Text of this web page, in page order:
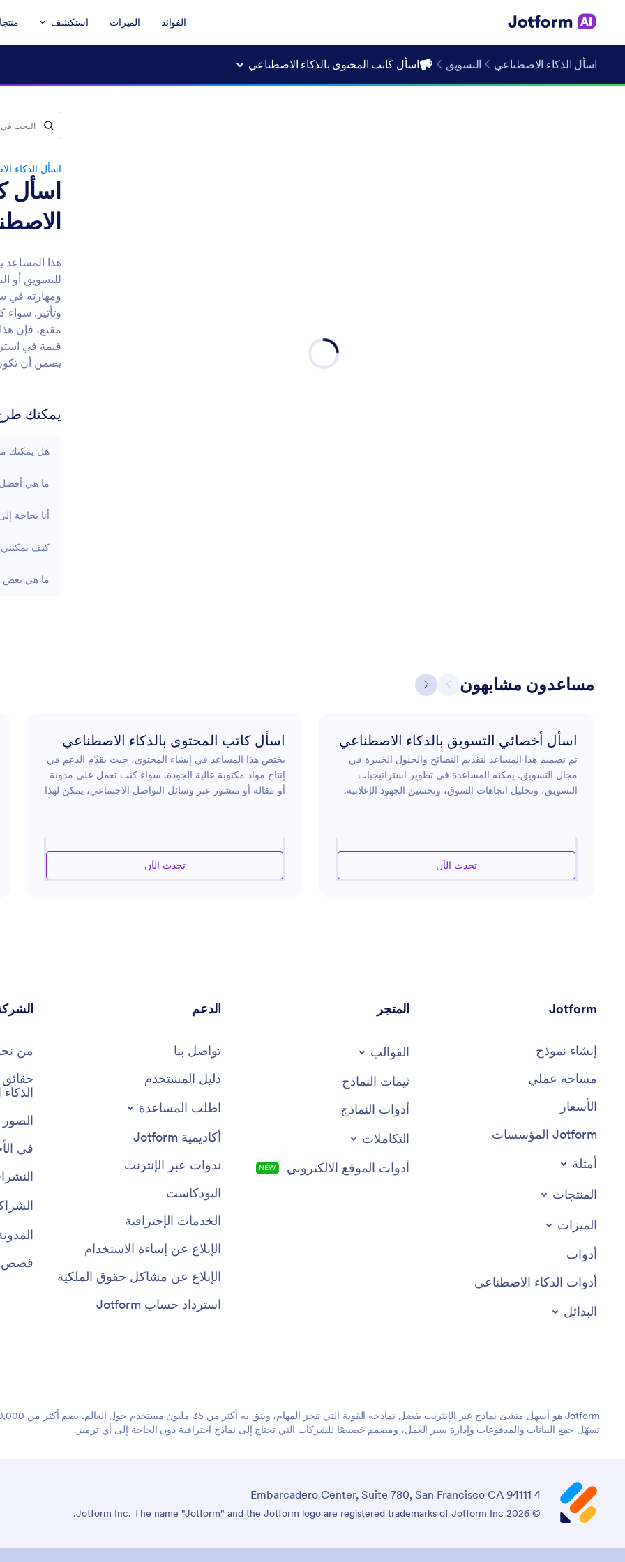
الفوائد الميزات استكشف
اسأل الذكاء الاصطناعي التسويق اسأل كاتب المحتوى بالذكاء الاصطناعي
اسأل الذكاء
اسأل
هذا المساعد
للتسويق أو
ومهارته في
وتأثير.
مقنع، فإن
قيمة في
يضمن أن
يمكنك
هل يمكنك
ما هي أفضل
أنا بحاجة
كيف يمكنني
ما هي بعض
مساعدون مشابهون
اسأل أخصائي التسويق بالذكاء الاصطناعي
تم تصميم هذا المساعد لتقديم النصائح والحلول الخبيرة في
مجال التسويق. يمكنه المساعدة في تطوير استراتيجيات
التسويق، وتحليل اتجاهات السوق، وتحسين الجهود الإعلانية.
تعقيدات تحديات التسويق الحديثة. يستفيد من رؤى الصناعة
لتقديم توصيات محددة وحلول فعالة مصممة لتلبية أهداف
تسويقية محددة.
تحدث الآن
اسأل كاتب المحتوى بالذكاء الاصطناعي
يختص هذا المساعد في إنشاء المحتوى، حيث يقدّم الدعم في
إنتاج مواد مكتوبة عالية الجودة. سواء كنت تعمل على مدونة
أو مقالة أو منشور عبر وسائل التواصل الاجتماعي، يمكن لهذا
ومؤثرًا. كما يقدّم إرشادات حول البنية والأسلوب، لمساعدتك
على تحسين عملك وتعزيز تواصلك مع الجمهور.
تحدث الآن
Jotform
إنشاء نموذج
مساحة عملي
الأسعار
Jotform المؤسسات
أمثلة
المنتجات
الميزات
أدوات
أدوات الذكاء الاصطناعي
البدائل
المتجر
القوالب
ثيمات النماذج
أدوات النماذج
التكاملات
أدوات الموقع الالكتروني
NEW
الدعم
تواصل بنا
دليل المستخدم
اطلب المساعدة
أكاديمية Jotform
ندوات عبر الإنترنت
البودكاست
الخدمات الإحترافية
الإبلاغ عن إساءة الاستخدام
الإبلاغ عن مشاكل حقوق الملكية
استرداد حساب Jotform
من
في
قصص
تسهّل جمع البيانات والمدفوعات وإدارة سير العمل، ومصمم خصيصًا للشركات التي تحتاج إلى نماذج احترافية دون الحاجة إلى أي ترميز.
4 Embarcadero Center, Suite 780, San Francisco CA 94111
© 2026 Jotform Inc. The name "Jotform" and the Jotform logo are registered trademarks of Jotform Inc.